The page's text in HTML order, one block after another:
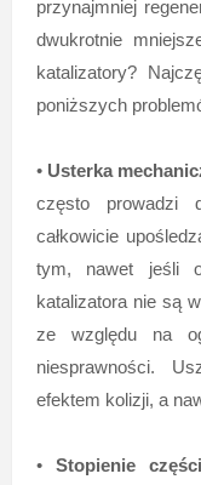
przynajmniej
dwukrotnie
katalizatory?
poniższych
• Usterka
często prowadzi
całkowicie
tym, nawet jeśli
katalizatora nie są
ze względu na
niesprawności.
efektem kolizji, a
• Stopienie